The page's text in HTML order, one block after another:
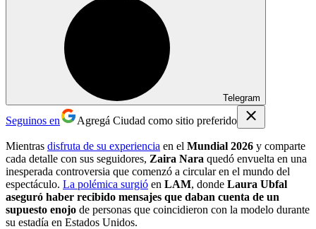
Telegram
Seguinos en Agregá Ciudad como sitio preferido
Mientras disfruta de su experiencia en el Mundial 2026 y comparte
cada detalle con sus seguidores, Zaira Nara quedó envuelta en una
inesperada controversia que comenzó a circular en el mundo del
espectáculo. La polémica surgió en LAM, donde Laura Ubfal
aseguró haber recibido mensajes que daban cuenta de un
supuesto enojo de personas que coincidieron con la modelo durante
su estadía en Estados Unidos.